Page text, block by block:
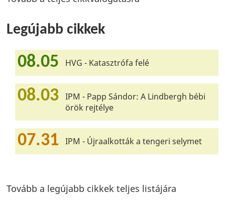
Legújabb cikkek
08.05 HVG - Katasztrófa felé
08.03
IPM - Papp Sándor: A Lindbergh bébi
örök rejtélye
07.31 IPM - Újraalkották a tengeri selymet
Tovább a legújabb cikkek teljes listájára